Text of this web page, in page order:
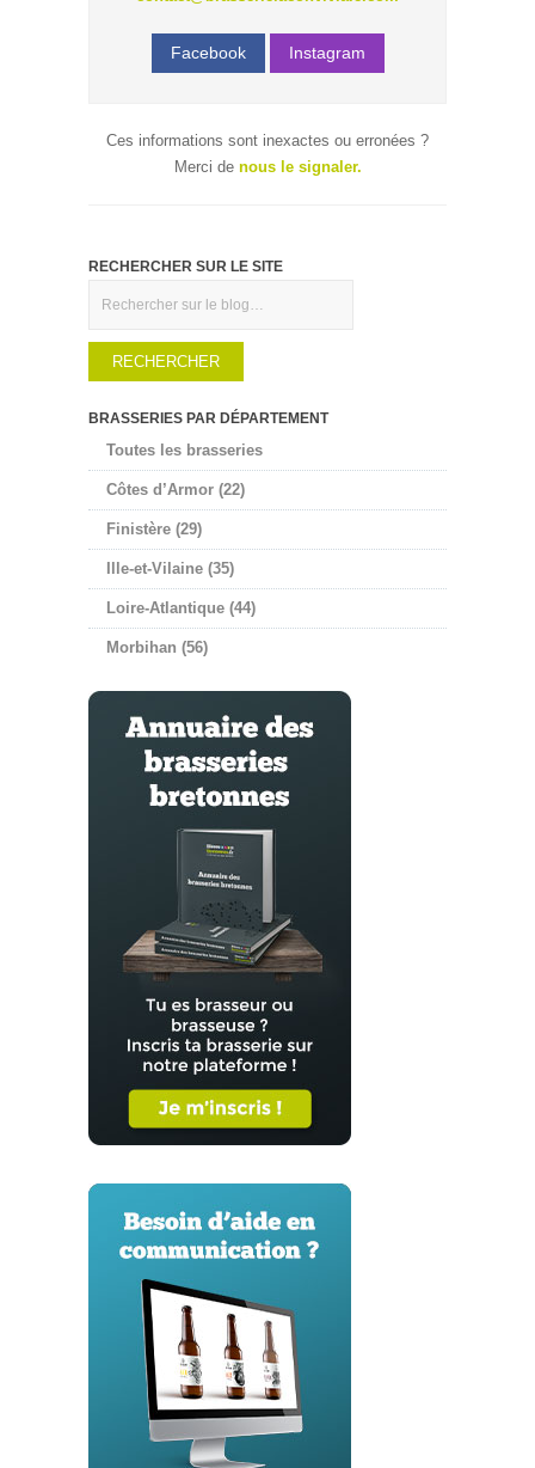
Facebook Instagram
Ces informations sont inexactes ou erronées ?
Merci de nous le signaler.
RECHERCHER SUR LE SITE
BRASSERIES PAR DÉPARTEMENT
Toutes les brasseries
Côtes d’Armor (22)
Finistère (29)
Ille-et-Vilaine (35)
Loire-Atlantique (44)
Morbihan (56)